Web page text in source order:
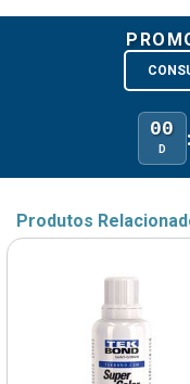
00
D :
Produtos